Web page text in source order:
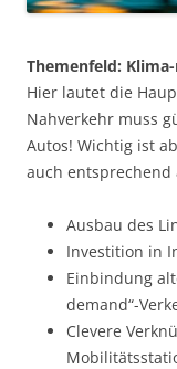
Themenfeld:
Hier lautet die
Nahverkehr muss
Autos! Wichtig ist
auch
Ausbau des
Investition in
Einbindung
demand“-
Clevere